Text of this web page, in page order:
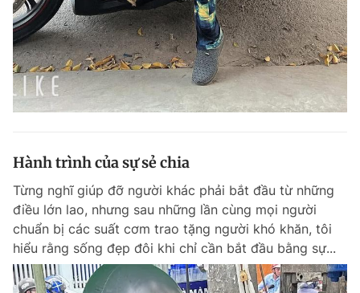
Hành trình của sự sẻ chia
Từng nghĩ giúp đỡ người khác phải bắt đầu từ những
điều lớn lao, nhưng sau những lần cùng mọi người
chuẩn bị các suất cơm trao tặng người khó khăn, tôi
hiểu rằng sống đẹp đôi khi chỉ cần bắt đầu bằng sự...